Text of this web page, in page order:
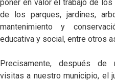
poner en valor el trabajo de
de los parques, jardines,
mantenimiento y
educativa y social, entre otros
Precisamente, después de
visitas a nuestro municipio, el